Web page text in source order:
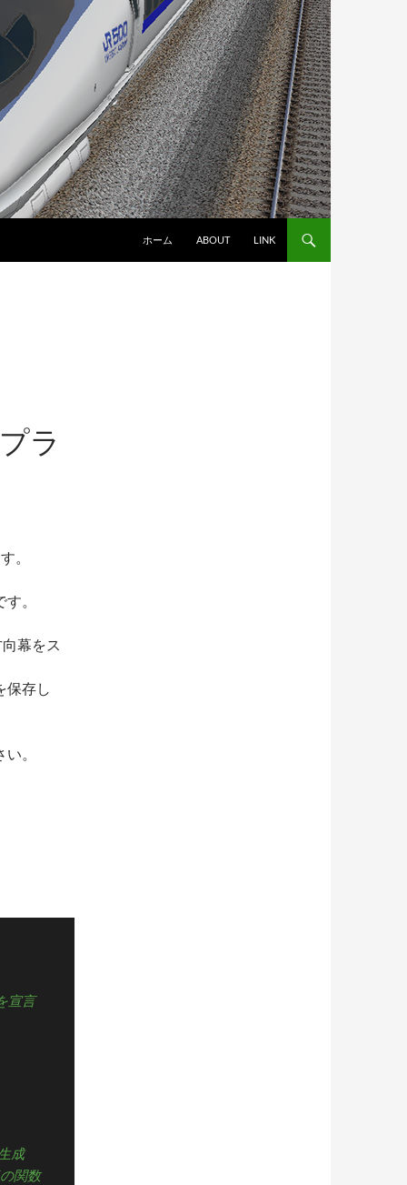
ホーム ABOUT LINK
ラ
。
。
幕をス
保存し
。
宣言
成
関数